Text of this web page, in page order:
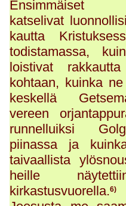
katselivat
kautta
todistamassa,
loistivat
kohtaan, kuinka
keskellä
vereen
runnelluiksi
piinassa ja
taivaallista
heille
kirkastusvuorella.6)